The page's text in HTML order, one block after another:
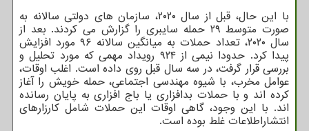
با این حال، قبل از سال ۲۰۲۰، سازمان های دولتی سالانه به
صورت متوسط ۲۹ حمله سایبری را گزارش می کردند. بعد از
سال ۲۰۲۰، تعداد حملات به میانگین سالانه ۹۶ مورد افزایش
پیدا کرد. حدودا نیمی از ۹۲۴ رویداد مهمی که مورد تحلیل و
بررسی قرار گرفت، در سه سال قبل روی داده است. اغلب اوقات،
عوامل مخرب، با شیوه مهندسی اجتماعی، حمله خویش را آغاز
کرده اند و با حملات بدافزاری یا باج افزاری به پایان رسانده
اند. با این وجود، گاهی اوقات این حملات شامل کارزارهای
انتشاراطلاعات غلط بوده است.